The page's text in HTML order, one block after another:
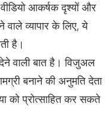
आकर्षक दृश्यों और
वाले व्यापार के लिए, ये
है।
वाली बात है। विजुअल
बनाने की अनुमति देता
को प्रोत्साहित कर सकते